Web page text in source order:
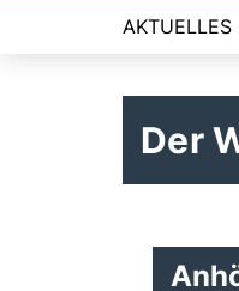
AKTUELLES
Der